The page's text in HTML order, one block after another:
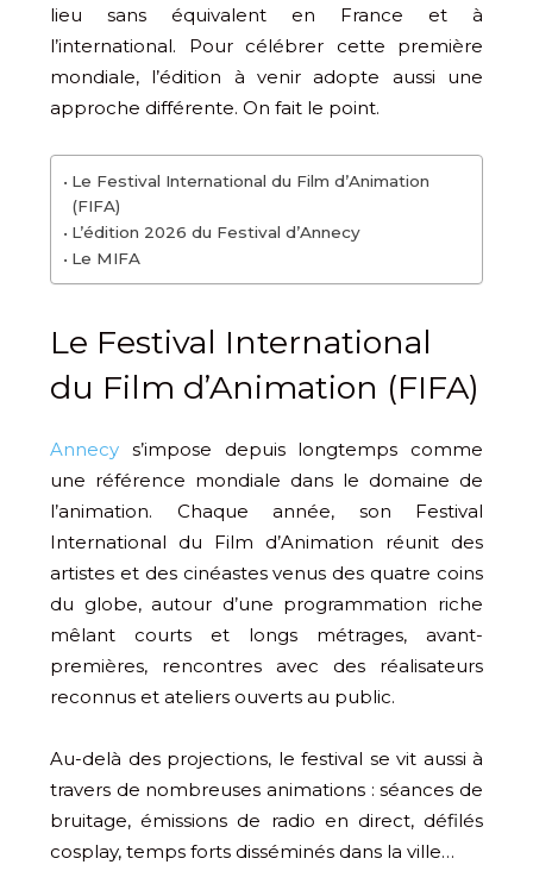
lieu sans équivalent en France et à
l’international. Pour célébrer cette première
mondiale, l’édition à venir adopte aussi une
approche différente. On fait le point.
Le Festival International du Film d’Animation
(FIFA)
L’édition 2026 du Festival d’Annecy
Le MIFA
Le Festival International
du Film d’Animation (FIFA)
Annecy s’impose depuis longtemps comme
une référence mondiale dans le domaine de
l’animation. Chaque année, son Festival
International du Film d’Animation réunit des
artistes et des cinéastes venus des quatre coins
du globe, autour d’une programmation riche
mêlant courts et longs métrages, avant-
premières, rencontres avec des réalisateurs
reconnus et ateliers ouverts au public.
Au-delà des projections, le festival se vit aussi à
travers de nombreuses animations : séances de
bruitage, émissions de radio en direct, défilés
cosplay, temps forts disséminés dans la ville…